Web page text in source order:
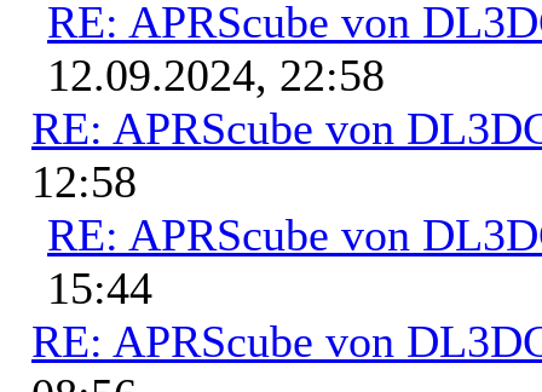
RE: APRScube von
12.09.2024, 22:58
RE: APRScube von
12:58
RE: APRScube von
15:44
RE: APRScube von